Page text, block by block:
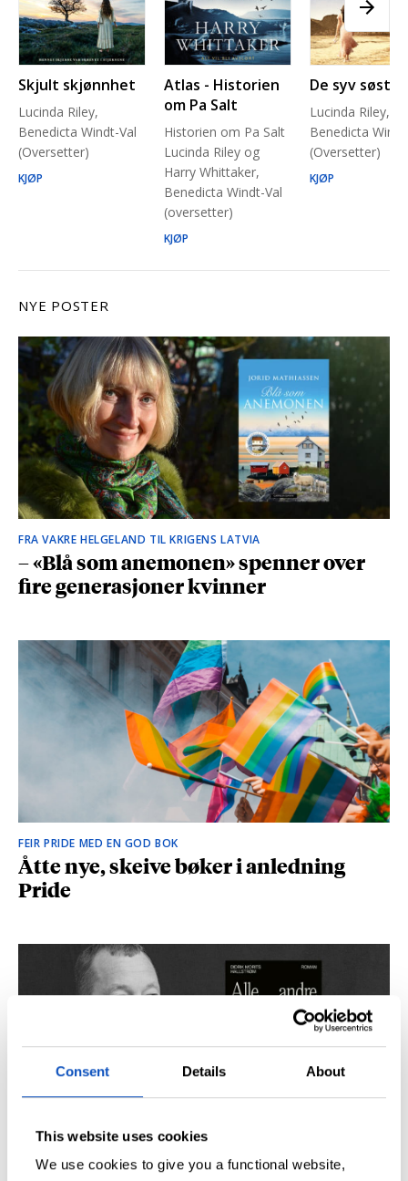
Consent Details About
This website uses cookies
We use cookies to give you a functional website,
Skjult skjønnhet
Lucinda Riley,
Benedicta Windt-Val
(Oversetter)
KJØP
Atlas - Historien
om Pa Salt
Historien om Pa Salt
Lucinda Riley og
Harry Whittaker,
Benedicta Windt-Val
(oversetter)
KJØP
De syv søstre
Lucinda Riley,
Benedicta
(Oversetter)
KJØP
NYE POSTER
FRA VAKRE HELGELAND TIL KRIGENS LATVIA
– «Blå som anemonen» spenner over
fire generasjoner kvinner
FEIR PRIDE MED EN GOD BOK
Åtte nye, skeive bøker i anledning
Pride
SÅ DU NRK-DOKUMENTAREN «AGENTEN»?
Didrik M. Hallstrøm: – Alt det med CIA